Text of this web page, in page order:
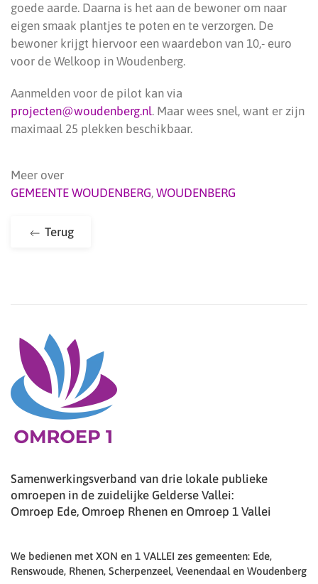
goede aarde. Daarna is het aan de bewoner om naar
eigen smaak plantjes te poten en te verzorgen. De
bewoner krijgt hiervoor een waardebon van 10,- euro
voor de Welkoop in Woudenberg.
Aanmelden voor de pilot kan via
projecten@woudenberg.nl. Maar wees snel, want er zijn
maximaal 25 plekken beschikbaar.
Meer over
GEMEENTE WOUDENBERG, WOUDENBERG
Terug
Samenwerkingsverband van drie lokale publieke
omroepen in de zuidelijke Gelderse Vallei:
Omroep Ede, Omroep Rhenen en Omroep 1 Vallei
We bedienen met XON en 1 VALLEI zes gemeenten: Ede,
Renswoude, Rhenen, Scherpenzeel, Veenendaal en Woudenberg